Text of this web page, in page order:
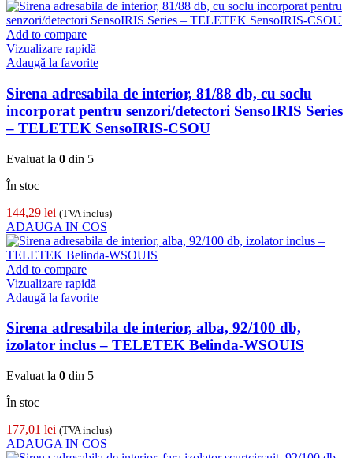
Add to compare
Vizualizare rapidă
Adaugă la favorite
Sirena adresabila de interior, 81/88 db, cu soclu
incorporat pentru senzori/detectori SensoIRIS Series
– TELETEK SensoIRIS-CSOU
Evaluat la 0 din 5
În stoc
144,29 lei (TVA inclus)
ADAUGA IN COS
Add to compare
Vizualizare rapidă
Adaugă la favorite
Sirena adresabila de interior, alba, 92/100 db,
izolator inclus – TELETEK Belinda-WSOUIS
Evaluat la 0 din 5
În stoc
177,01 lei (TVA inclus)
ADAUGA IN COS